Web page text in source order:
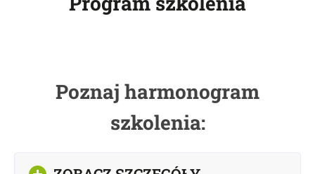
Poznaj harmonogram
szkolenia: